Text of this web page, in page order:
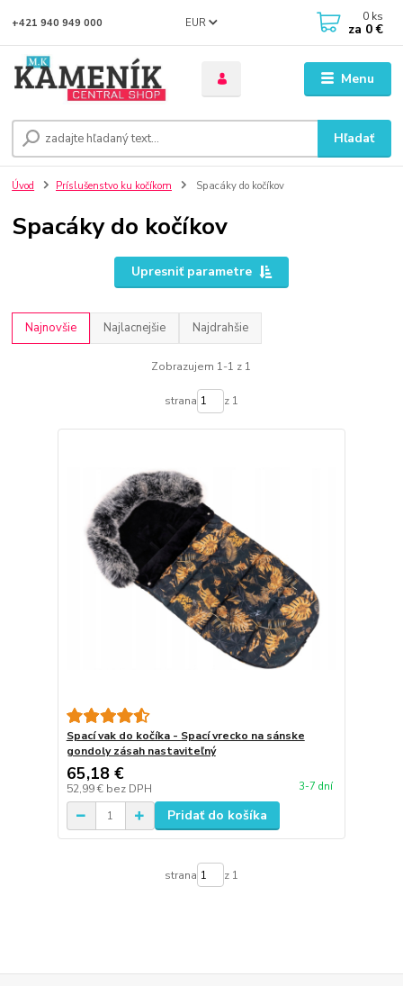
Menu
EUR
Hľadať
+421 940 949 000 0 ks
za 0 €
Úvod Príslušenstvo ku kočíkom Spacáky do kočíkov
Spacáky do kočíkov
Upresniť parametre
Najnovšie Najlacnejšie Najdrahšie
Zobrazujem 1-1 z 1
strana z 1
Spací vak do kočíka - Spací vrecko na sánske
gondoly zásah nastaviteľný
65,18 €
52,99 € bez DPH 3-7 dní
Pridať do košíka
strana z 1